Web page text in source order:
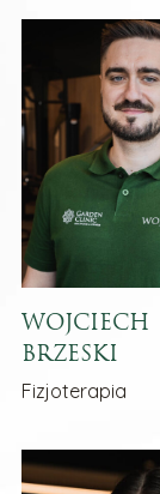
WOJCIECH
BRZESKI
Fizjoterapia